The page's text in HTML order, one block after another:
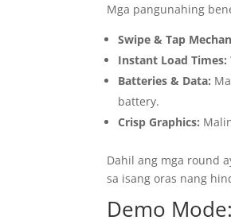
Mga pangunahing
Swipe & Tap
Instant Load Times:
Batteries & Data:
battery.
Crisp Graphics:
Dahil ang mga round
sa isang oras nang
Demo